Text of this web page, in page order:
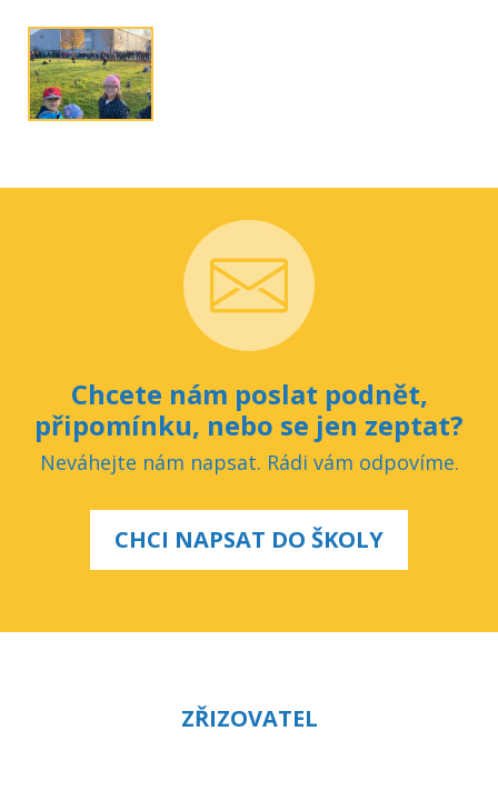
Chcete nám poslat podnět,
připomínku, nebo se jen zeptat?
Neváhejte nám napsat. Rádi vám odpovíme.
CHCI NAPSAT DO ŠKOLY
ZŘIZOVATEL